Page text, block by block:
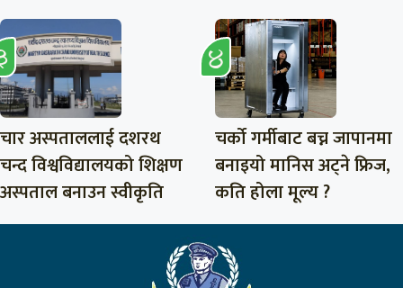
चार अस्पताललाई दशरथ
चन्द विश्वविद्यालयको शिक्षण
अस्पताल बनाउन स्वीकृति
चर्को गर्मीबाट बच्न जापानमा
बनाइयो मानिस अट्ने फ्रिज,
कति होला मूल्य ?